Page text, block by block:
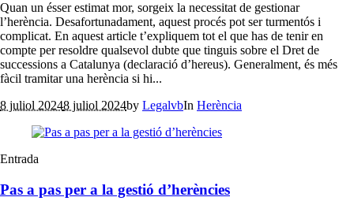
Quan un ésser estimat mor, sorgeix la necessitat de gestionar
l’herència. Desafortunadament, aquest procés pot ser turmentós i
complicat. En aquest article t’expliquem tot el que has de tenir en
compte per resoldre qualsevol dubte que tinguis sobre el Dret de
successions a Catalunya (declaració d’hereus). Generalment, és més
fàcil tramitar una herència si hi...
8 juliol 20248 juliol 2024by LegalvbIn Herència
Entrada
Pas a pas per a la gestió d’herències